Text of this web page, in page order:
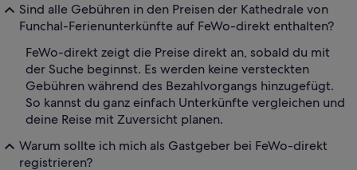
Sind alle Gebühren in den Preisen der Kathedrale von
Funchal-Ferienunterkünfte auf FeWo-direkt enthalten?
FeWo-direkt zeigt die Preise direkt an, sobald du mit
der Suche beginnst. Es werden keine versteckten
Gebühren während des Bezahlvorgangs hinzugefügt.
So kannst du ganz einfach Unterkünfte vergleichen und
deine Reise mit Zuversicht planen.
Warum sollte ich mich als Gastgeber bei FeWo-direkt
registrieren?